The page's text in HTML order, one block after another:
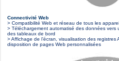
Connectivité Web
> Compatibilité Web et réseau de tous les
> Téléchargement automatisé des données vers
des tableaux de bord
> Affichage de l’écran, visualisation des
disposition de pages Web personnalisées